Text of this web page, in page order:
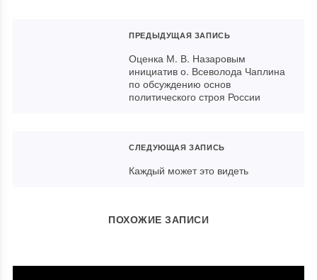
ПРЕДЫДУЩАЯ ЗАПИСЬ
Оценка М. В. Назаровым
инициатив о. Всеволода Чаплина
по обсуждению основ
политического строя России
СЛЕДУЮЩАЯ ЗАПИСЬ
Каждый может это видеть
ПОХОЖИЕ ЗАПИСИ